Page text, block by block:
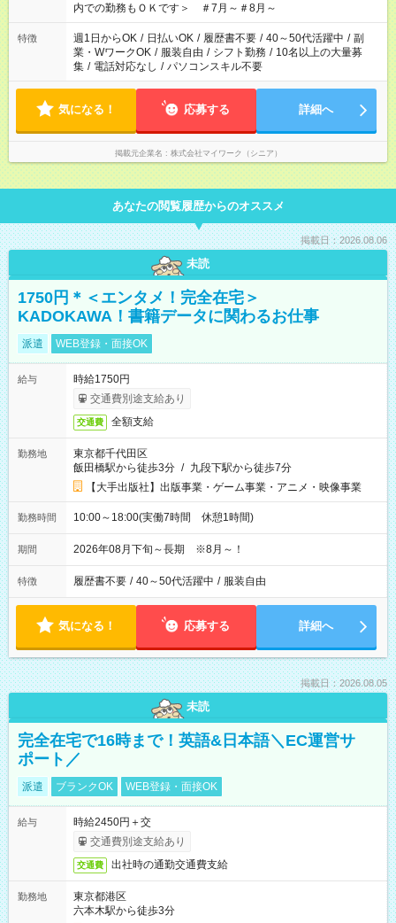
内での勤務もＯＫです＞ ＃7月～＃8月～
特徴 週1日からOK / 日払いOK / 履歴書不要 / 40～50代活躍中 / 副
業・WワークOK / 服装自由 / シフト勤務 / 10名以上の大量募
集 / 電話対応なし / パソコンスキル不要
気になる！ 応募する 詳細へ
掲載元企業名 株式会社マイワーク（シニア）
あなたの閲覧履歴からのオススメ
掲載日：2026.08.06
未読
1750円＊＜エンタメ！完全在宅＞
KADOKAWA！書籍データに関わるお仕事
派遣 WEB登録・面接OK
給与
時給1750円
交通費別途支給あり
交通費 全額支給
勤務地
東京都千代田区
飯田橋駅から徒歩3分 / 九段下駅から徒歩7分
【大手出版社】出版事業・ゲーム事業・アニメ・映像事業
勤務時間 10:00～18:00(実働7時間 休憩1時間)
期間 2026年08月下旬～長期 ※8月～！
特徴 履歴書不要 / 40～50代活躍中 / 服装自由
気になる！ 応募する 詳細へ
掲載日：2026.08.05
未読
完全在宅で16時まで！英語&日本語＼EC運営サ
ポート／
派遣 ブランクOK WEB登録・面接OK
給与
時給2450円＋交
交通費別途支給あり
交通費 出社時の通勤交通費支給
勤務地
東京都港区
六本木駅から徒歩3分